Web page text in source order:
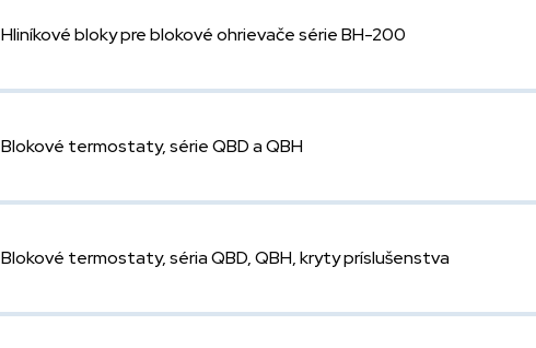
Hliníkové bloky pre blokové ohrievače série BH-200
Blokové termostaty, série QBD a QBH
Blokové termostaty, séria QBD, QBH, kryty príslušenstva